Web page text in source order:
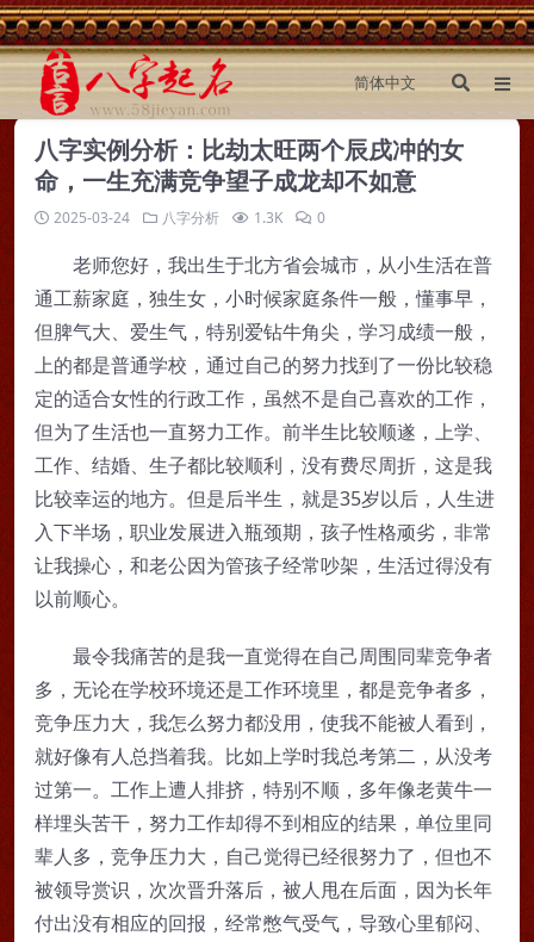
八字实例分析：比劫太旺两个辰戌冲的女
命，一生充满竞争望子成龙却不如意
2025-03-24 八字分析 1.3K 0
老师您好，我出生于北方省会城市，从小生活在普
通工薪家庭，独生女，小时候家庭条件一般，懂事早，
但脾气大、爱生气，特别爱钻牛角尖，学习成绩一般，
上的都是普通学校，通过自己的努力找到了一份比较稳
定的适合女性的行政工作，虽然不是自己喜欢的工作，
但为了生活也一直努力工作。前半生比较顺遂，上学、
工作、结婚、生子都比较顺利，没有费尽周折，这是我
比较幸运的地方。但是后半生，就是35岁以后，人生进
入下半场，职业发展进入瓶颈期，孩子性格顽劣，非常
让我操心，和老公因为管孩子经常吵架，生活过得没有
以前顺心。
最令我痛苦的是我一直觉得在自己周围同辈竞争者
多，无论在学校环境还是工作环境里，都是竞争者多，
竞争压力大，我怎么努力都没用，使我不能被人看到，
就好像有人总挡着我。比如上学时我总考第二，从没考
过第一。工作上遭人排挤，特别不顺，多年像老黄牛一
样埋头苦干，努力工作却得不到相应的结果，单位里同
辈人多，竞争压力大，自己觉得已经很努力了，但也不
被领导赏识，次次晋升落后，被人甩在后面，因为长年
付出没有相应的回报，经常憋气受气，导致心里郁闷、